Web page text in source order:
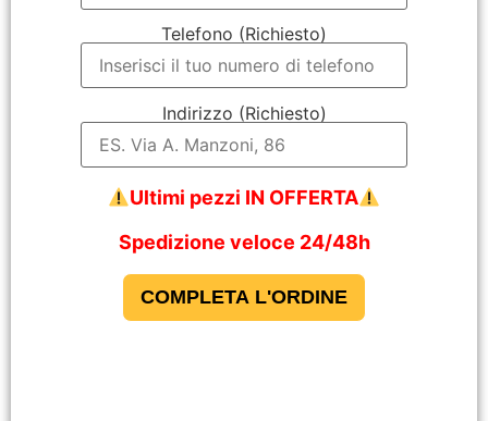
Telefono (Richiesto)
Indirizzo (Richiesto)
Ultimi pezzi IN OFFERTA
Spedizione veloce 24/48h